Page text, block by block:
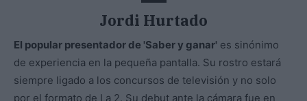
Jordi Hurtado
El popular presentador de 'Saber y ganar' es sinónimo
de experiencia en la pequeña pantalla. Su rostro estará
siempre ligado a los concursos de televisión y no solo
por el formato de La 2. Su debut ante la cámara fue en